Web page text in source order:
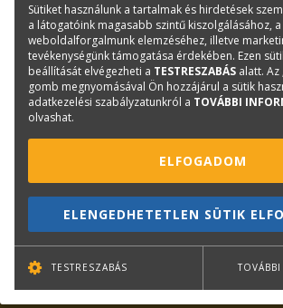
Hírlevél feliratkozás
TOVÁBB
Leiratkozás
Kiemelt tartalmak
Sütiket használunk a tartalmak és hirdetések
a látogatóink magasabb szintű kiszolgálásához, a
weboldalforgalmunk elemzéséhez, illetve
tevékenységünk támogatása érdekében. Ezen
beállítását elvégezheti a TESTRESZABÁS alatt. Az
gomb megnyomásával Ön hozzájárul a sütik
adatkezelési szabályzatunkról a TOVÁBBI
olvashat.
ELFOGADOM
ELENGEDHETETLEN SÜTIK
TESTRESZABÁS